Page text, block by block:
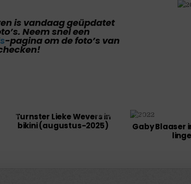
is vandaag geüpdatet
Neem snel een
-pagina om de foto’s van
0 20499
Turnster Lieke Wevers in
bikini (augustus-2025)
0
Gaby Blaaser